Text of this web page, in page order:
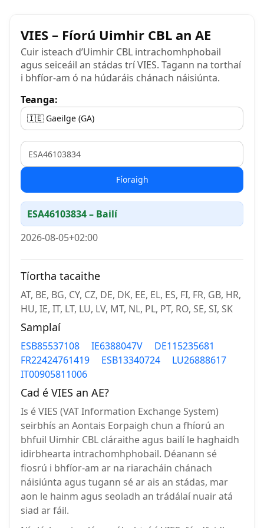
VIES – Fíorú Uimhir CBL an AE
Cuir isteach d’Uimhir CBL intrachomhphobail
agus seiceáil an stádas trí VIES. Tagann na torthaí
i bhfíor-am ó na húdaráis chánach náisiúnta.
Teanga:
Fíoraigh
ESA46103834 – Bailí
2026-08-05+02:00
Tíortha tacaithe
AT, BE, BG, CY, CZ, DE, DK, EE, EL, ES, FI, FR, GB, HR,
HU, IE, IT, LT, LU, LV, MT, NL, PL, PT, RO, SE, SI, SK
Samplaí
ESB85537108 IE6388047V
DE115235681
FR22424761419
ESB13340724
LU26888617
IT00905811006
Cad é VIES an AE?
Is é VIES (VAT Information Exchange System)
seirbhís an Aontais Eorpaigh chun a fhíorú an
bhfuil Uimhir CBL cláraithe agus bailí le haghaidh
idirbhearta intrachomhphobail. Déanann sé
fiosrú i bhfíor-am ar na riaracháin chánach
náisiúnta agus tugann sé ar ais an stádas, mar
aon le hainm agus seoladh an trádálaí nuair atá
siad ar fáil.